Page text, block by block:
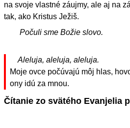
na svoje vlastné záujmy, ale aj na
tak, ako Kristus Ježiš.
Počuli sme Božie slovo.
Aleluja, aleluja, aleluja.
Moje ovce počúvajú môj hlas,
ony idú za mnou.
Čítanie zo svätého Evanjelia